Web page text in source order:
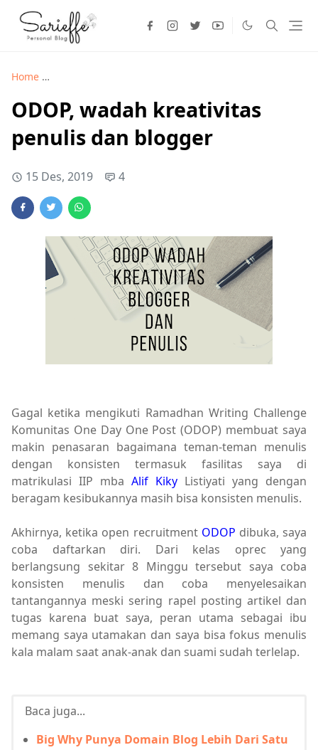
Home
ODOP, wadah kreativitas
penulis dan blogger
15 Des, 2019 4
Gagal ketika mengikuti Ramadhan Writing Challenge
Komunitas One Day One Post (ODOP) membuat saya
makin penasaran bagaimana teman-teman menulis
dengan konsisten termasuk fasilitas saya di
matrikulasi IIP mba Alif Kiky Listiyati yang dengan
beragam kesibukannya masih bisa konsisten menulis.
Akhirnya, ketika open recruitment ODOP dibuka, saya
coba daftarkan diri. Dari kelas oprec yang
berlangsung sekitar 8 Minggu tersebut saya coba
konsisten menulis dan coba menyelesaikan
tantangannya meski sering rapel posting artikel dan
tugas karena buat saya, peran utama sebagai ibu
memang saya utamakan dan saya bisa fokus menulis
kala malam saat anak-anak dan suami sudah terlelap.
Baca juga...
Big Why Punya Domain Blog Lebih Dari Satu